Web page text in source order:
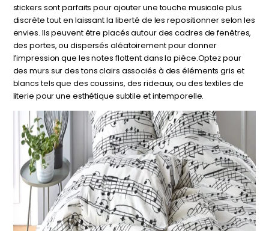
stickers sont parfaits pour ajouter une touche musicale plus
discrète tout en laissant la liberté de les repositionner selon les
envies. Ils peuvent être placés autour des cadres de fenêtres,
des portes, ou dispersés aléatoirement pour donner
l’impression que les notes flottent dans la pièce.Optez pour
des murs sur des tons clairs associés à des éléments gris et
blancs tels que des coussins, des rideaux, ou des textiles de
literie pour une esthétique subtile et intemporelle.